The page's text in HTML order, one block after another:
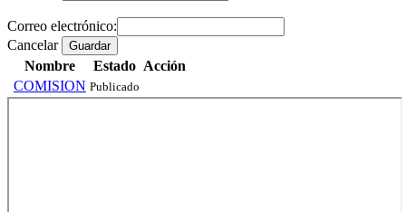
Correo electrónico:
Cancelar
Guardar
Nombre Estado Acción
COMISION Publicado